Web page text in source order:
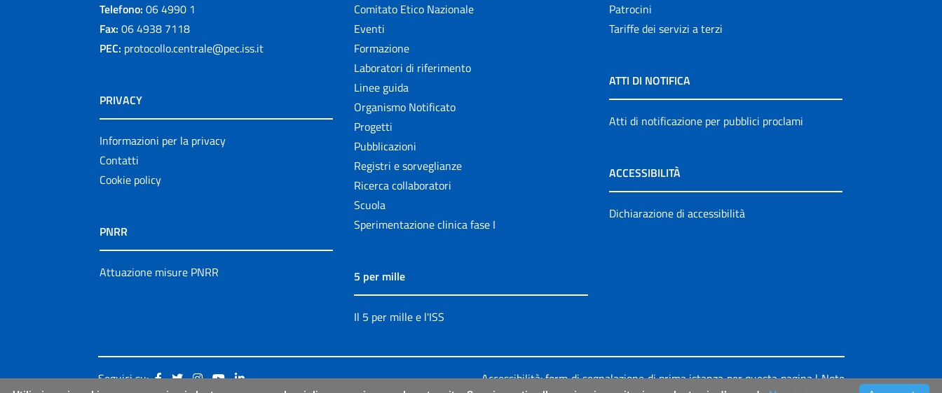
Telefono: 06 4990 1
Fax: 06 4938 7118
PEC: protocollo.centrale@pec.iss.it
PRIVACY
Informazioni per la privacy
Contatti
Cookie policy
PNRR
Attuazione misure PNRR
Comitato Etico Nazionale
Eventi
Formazione
Laboratori di riferimento
Linee guida
Organismo Notificato
Progetti
Pubblicazioni
Registri e sorveglianze
Ricerca collaboratori
Scuola
Sperimentazione clinica fase I
5 per mille
Il 5 per mille e l'ISS
Patrocini
Tariffe dei servizi a terzi
ATTI DI NOTIFICA
Atti di notificazione per pubblici proclami
ACCESSIBILITÀ
Dichiarazione di accessibilità
Seguici su: Accessibilità: form di segnalazione di prima istanza per questa pagina|Note